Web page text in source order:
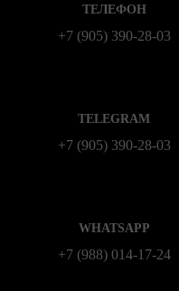
ТЕЛЕФОН
+7 (905) 390-28-03
TELEGRAM
+7 (905) 390-28-03
WHATSAPP
+7 (988) 014‑17‑24